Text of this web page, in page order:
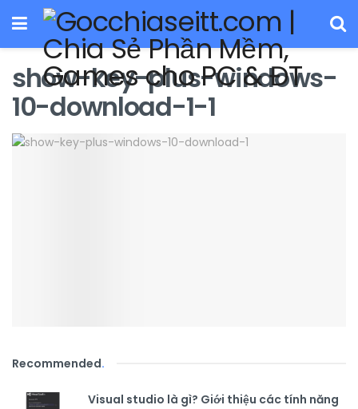
show-key-plus-windows-
10-download-1-1
Recommended.
Visual studio là gì? Giới thiệu các tính năng